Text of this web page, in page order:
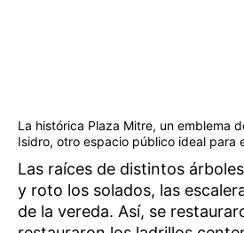
La histórica Plaza Mitre, un emblema
Isidro, otro espacio público ideal para
Las raíces de distintos
y roto los solados, las
de la vereda. Así, se